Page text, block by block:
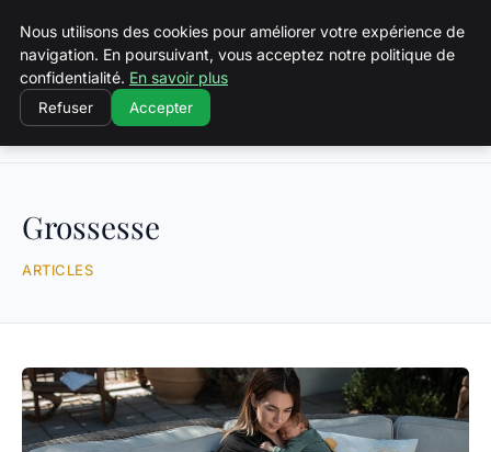
Squeakyswing.com
Grossesse
ARTICLES
Nous utilisons des cookies pour améliorer votre expérience de
navigation. En poursuivant, vous acceptez notre politique de
confidentialité. En savoir plus
Refuser Accepter